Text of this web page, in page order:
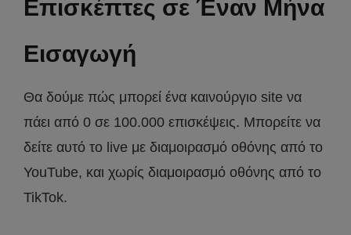
Επισκέπτες σε Έναν Μήνα
Εισαγωγή
Θα δούμε πώς μπορεί ένα καινούργιο site να
πάει από 0 σε 100.000 επισκέψεις. Μπορείτε να
δείτε αυτό το live με διαμοιρασμό οθόνης από το
YouTube, και χωρίς διαμοιρασμό οθόνης από το
TikTok.